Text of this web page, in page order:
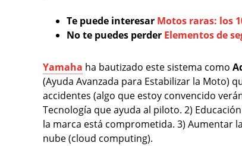
Te puede interesar Motos raras: los
No te puedes perder Elementos de
Yamaha ha bautizado este sistema como
(Ayuda Avanzada para Estabilizar la Moto)
accidentes (algo que estoy convencido
Tecnología que ayuda al piloto. 2)
la marca está comprometida. 3) Aumentar
nube (cloud computing).